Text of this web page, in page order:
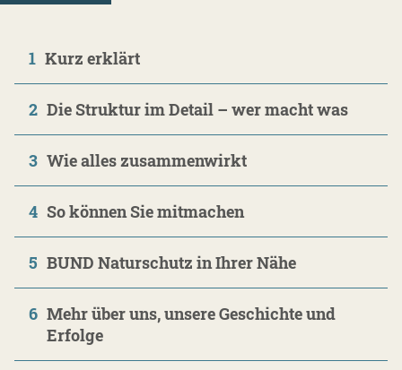
1 Kurz erklärt
2 Die Struktur im Detail – wer macht was
3 Wie alles zusammenwirkt
4 So können Sie mitmachen
5 BUND Naturschutz in Ihrer Nähe
6 Mehr über uns, unsere Geschichte und
Erfolge